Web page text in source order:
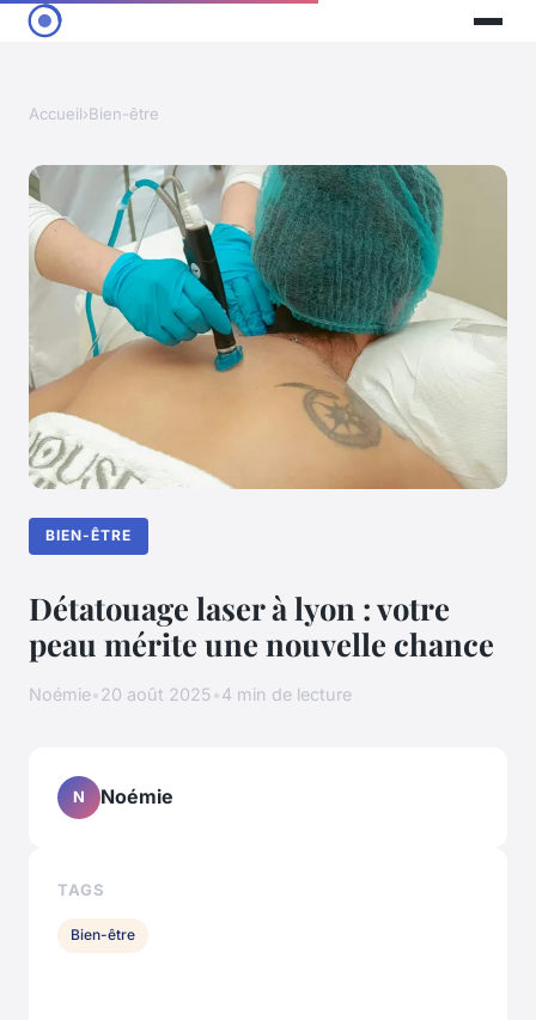
Accueil›Bien-être
BIEN-ÊTRE
Détatouage laser à lyon : votre
peau mérite une nouvelle chance
Noémie•20 août 2025•4 min de lecture
N Noémie
TAGS
Bien-être